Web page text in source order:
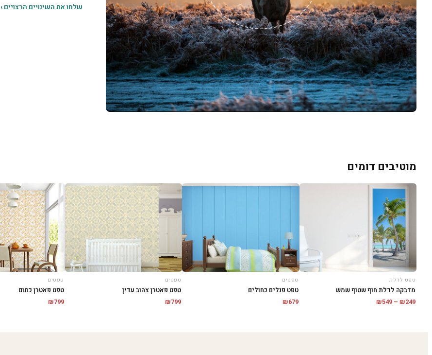
שלחו את השינויים הרצויים ›
מוטיבים דומים
טפט לדלת
מדבקה לדלת חוף שטוף שמש
₪249
–
₪549
טפטים
טפט פנלים כחולים
₪679
טפטים
טפט פאטרן צהוב עדין
₪799
טפטים
טפט פאטרן כתום
₪799